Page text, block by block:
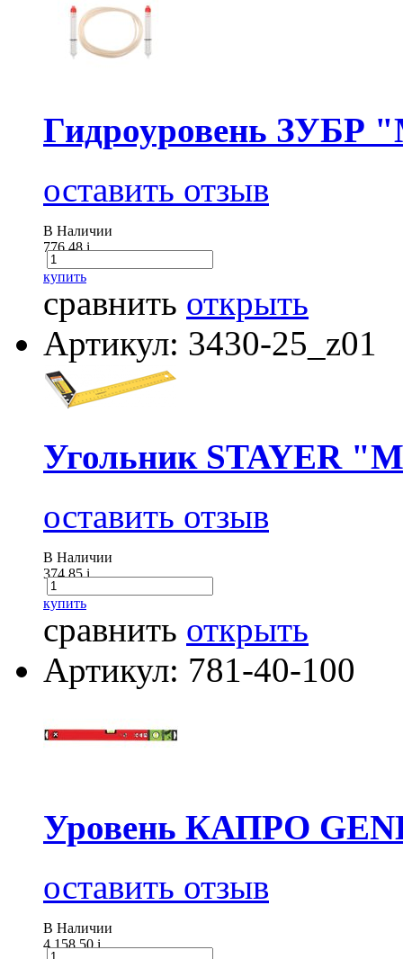
Гидроуровень ЗУБР
оставить отзыв
В Наличии
776.48i
купить
сравнить открыть
Артикул: 3430-25_z01
Угольник STAYER
оставить отзыв
В Наличии
374.85i
купить
сравнить открыть
Артикул: 781-40-100
Уровень КАПРО
оставить отзыв
В Наличии
4 158.50i